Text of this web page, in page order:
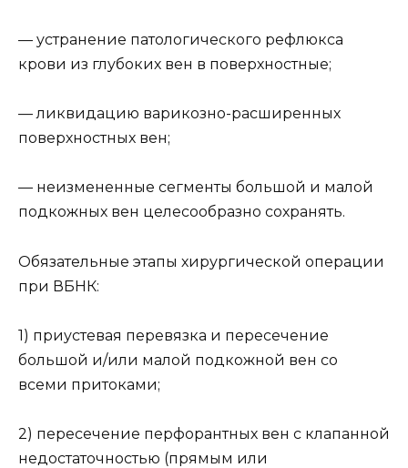
— устранение патологического рефлюкса
крови из глубоких вен в поверхностные;
— ликвидацию варикозно-расширенных
поверхностных вен;
— неизмененные сегменты большой и малой
подкожных вен целесообразно сохранять.
Обязательные этапы хирургической операции
при ВБНК:
1) приустевая перевязка и пересечение
большой и/или малой подкожной вен со
всеми притоками;
2) пересечение перфорантных вен с клапанной
недостаточностью (прямым или